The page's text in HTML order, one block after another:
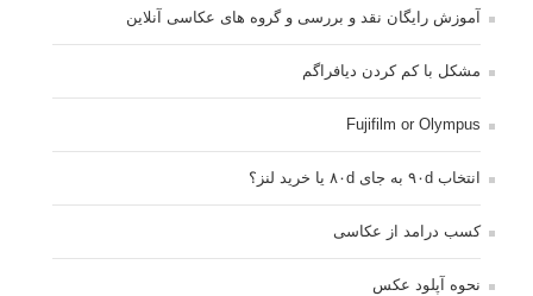
آموزش رایگان نقد و بررسی و گروه های عکاسی آنلاین
مشکل با کم کردن دیافراگم
Fujifilm or Olympus
انتخاب ۹۰d به جای ۸۰d یا خرید لنز؟
کسب درامد از عکاسی
نحوه آپلود عکس